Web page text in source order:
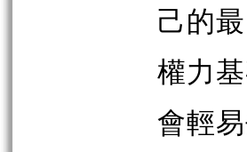
己的
權力
會輕